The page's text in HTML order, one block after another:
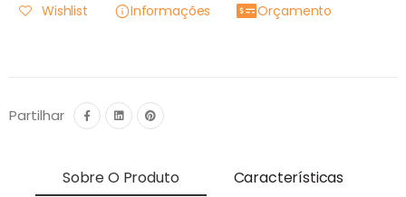
Wishlist Informações Orçamento
Partilhar
Sobre O Produto
Características